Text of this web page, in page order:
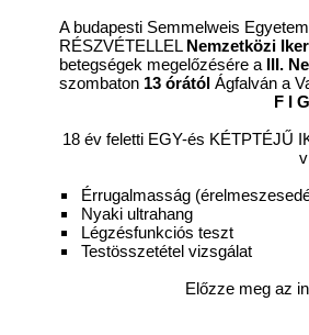
A budapesti Semmelweis
RÉSZVÉTELLEL Nemzetközi
betegségek megelőzésére a III.
szombaton 13 órától Ágfalván a
F I
18 év feletti EGY-és KÉTPTÉJŰ
Érrugalmasság
Nyaki ultrahang
Légzésfunkciós teszt
Testösszetétel vizsgálat
Előzze meg az